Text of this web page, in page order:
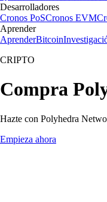
Desarrolladores
Cronos PoSCronos EVM
Aprender
AprenderBitcoin
CRIPTO
Compra
Hazte con Polyhedra
Empieza ahora